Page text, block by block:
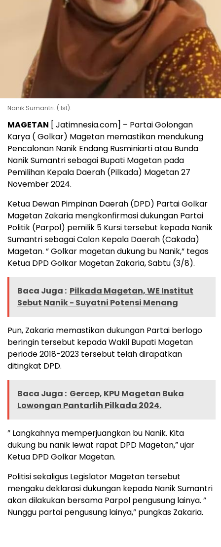
Nanik Sumantri. ( Ist).
MAGETAN [ Jatimnesia.com] – Partai Golongan
Karya ( Golkar) Magetan memastikan mendukung
Pencalonan Nanik Endang Rusminiarti atau Bunda
Nanik Sumantri sebagai Bupati Magetan pada
Pemilihan Kepala Daerah (Pilkada) Magetan 27
November 2024.
Ketua Dewan Pimpinan Daerah (DPD) Partai Golkar
Magetan Zakaria mengkonfirmasi dukungan Partai
Politik (Parpol) pemilik 5 Kursi tersebut kepada Nanik
Sumantri sebagai Calon Kepala Daerah (Cakada)
Magetan. ” Golkar magetan dukung bu Nanik,” tegas
Ketua DPD Golkar Magetan Zakaria, Sabtu (3/8).
Baca Juga : Pilkada Magetan, WE Institut
Sebut Nanik - Suyatni Potensi Menang
Pun, Zakaria memastikan dukungan Partai berlogo
beringin tersebut kepada Wakil Bupati Magetan
periode 2018-2023 tersebut telah dirapatkan
ditingkat DPD.
Baca Juga : Gercep, KPU Magetan Buka
Lowongan Pantarlih Pilkada 2024.
” Langkahnya memperjuangkan bu Nanik. Kita
dukung bu nanik lewat rapat DPD Magetan,” ujar
Ketua DPD Golkar Magetan.
Politisi sekaligus Legislator Magetan tersebut
mengaku deklarasi dukungan kepada Nanik Sumantri
akan dilakukan bersama Parpol pengusung lainya. ”
Nunggu partai pengusung lainya,” pungkas Zakaria.